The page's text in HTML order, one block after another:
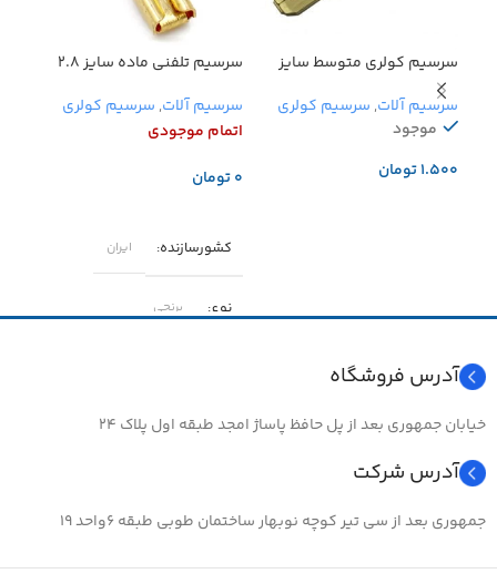
سرسیم کولری متوسط سایز
۴.۸ نر ایرانی
سرسیم آلات, سرسیم کولری
موجود
تومان
سرسیم تلفنی ماده سایز ۲.۸
سرسیم آلات, سرسیم کولری
اتمام موجودی
تومان
کشورسازنده
ایران
نوع برنجی
آدرس فروشگاه
خیابان جمهوری بعد از پل حافظ پاساژ امجد طبقه اول پلاک ۲۴
آدرس شرکت
جمهوری بعد از سی تیر کوچه نوبهار ساختمان طوبی طبقه ۶واحد ۱۹